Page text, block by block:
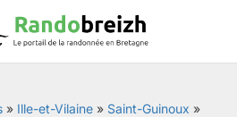
» Ille-et-Vilaine » Saint-Guinoux »